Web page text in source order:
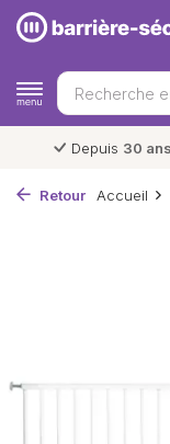
de sécurité
Retour Accueil